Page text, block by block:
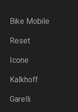
Bike Mobile
Reset
Icone
Kalkhoff
Garelli